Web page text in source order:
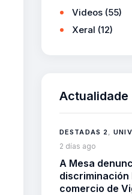
Videos (55)
Xeral (12)
Actualidade
DESTADAS 2 ,
2 días ago
A Mesa
discriminación
comercio de